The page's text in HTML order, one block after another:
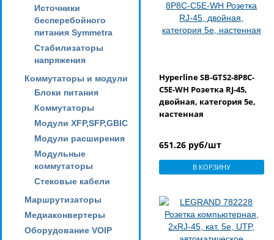
Источники
бесперебойного
питания Symmetra
Стабилизаторы
напряжения
Коммутаторы и модули
Блоки питания
Коммутаторы
Модули XFP,SFP,GBIC
Модули расширения
Модульные
коммутаторы
Стековые кабели
Маршрутизаторы
Медиаконвертеры
Оборудование VOIP
Hyperline SB-GTS2-8P8C-
C5E-WH Розетка RJ-45,
двойная, категория 5e,
настенная
651.26 руб/шт
В КОРЗИНУ